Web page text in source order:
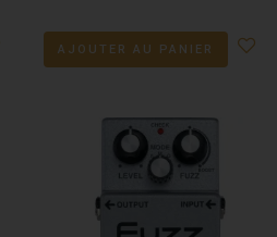
AJOUTER AU PANIER